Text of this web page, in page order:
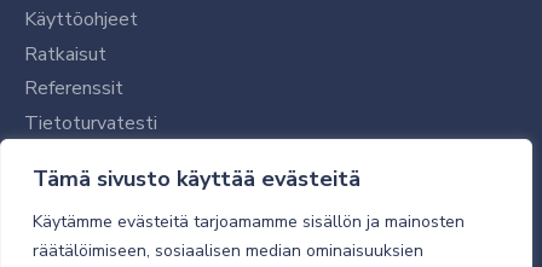
Tämä sivusto käyttää evästeitä
Käytämme evästeitä tarjoamamme sisällön ja mainosten
räätälöimiseen, sosiaalisen median ominaisuuksien
Käyttöohjeet
Ratkaisut
Referenssit
Tietoturvatesti
Tilaajalle
Toimitustavat ja -kulut
Verkkokaupan yleiset ehdot